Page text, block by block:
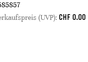
(UVP): CHF 0.00